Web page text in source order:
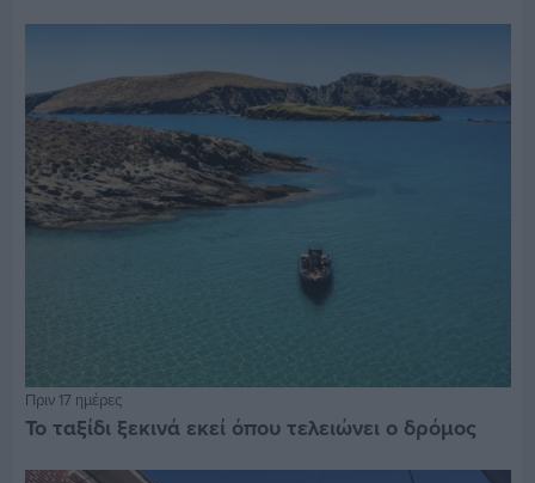
Πριν 17 ημέρες
Το ταξίδι ξεκινά εκεί όπου τελειώνει ο δρόμος